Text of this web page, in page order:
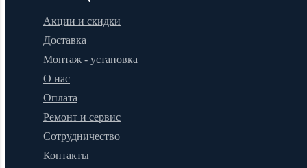
Акции и скидки
Доставка
Монтаж - установка
О нас
Оплата
Ремонт и сервис
Сотрудничество
Контакты